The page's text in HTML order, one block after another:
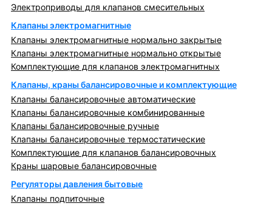
Электроприводы для клапанов смесительных
Клапаны электромагнитные
Клапаны электромагнитные нормально закрытые
Клапаны электромагнитные нормально открытые
Комплектующие для клапанов электромагнитных
Клапаны, краны балансировочные и комплектующие
Клапаны балансировочные автоматические
Клапаны балансировочные комбинированные
Клапаны балансировочные ручные
Клапаны балансировочные термостатические
Комплектующие для клапанов балансировочных
Краны шаровые балансировочные
Регуляторы давления бытовые
Клапаны подпиточные